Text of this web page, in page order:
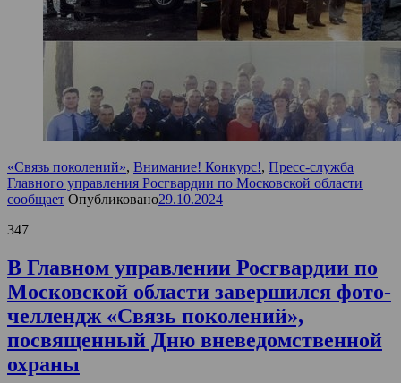
«Связь поколений», Внимание! Конкурс!, Пресс-служба
Главного управления Росгвардии по Московской области
сообщает Опубликовано29.10.2024
347
В Главном управлении Росгвардии по
Московской области завершился фото-
челлендж «Связь поколений»,
посвященный Дню вневедомственной
охраны